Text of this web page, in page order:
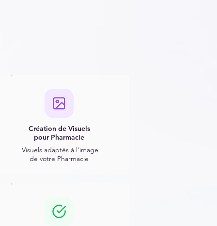
Création de Visuels
pour Pharmacie
Visuels adaptés à l'image
de votre Pharmacie